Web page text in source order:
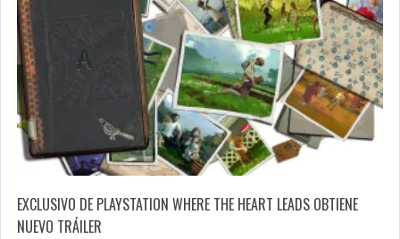
EXCLUSIVO DE PLAYSTATION WHERE THE HEART LEADS OBTIENE
NUEVO TRÁILER